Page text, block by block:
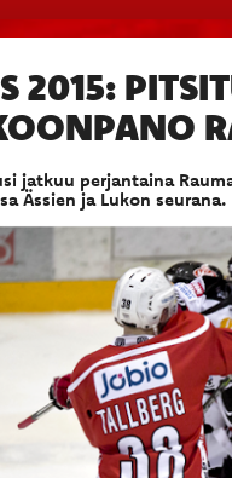
2015:
jatkuu perjantaina
Ässien ja Lukon seurana.